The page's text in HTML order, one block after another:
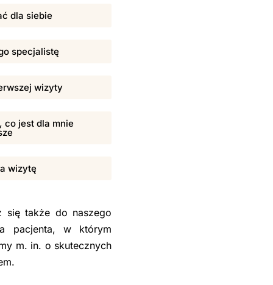
dla siebie
specjalistę
wizyty
co jest dla mnie
wizytę
się także do naszego
pacjenta, w którym
m. in. o skutecznych